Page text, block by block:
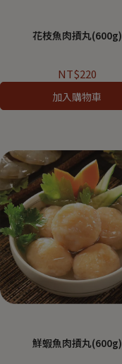
花枝魚肉摃丸(600g)
NT$220
加入購物車
鮮蝦魚肉摃丸(600g)